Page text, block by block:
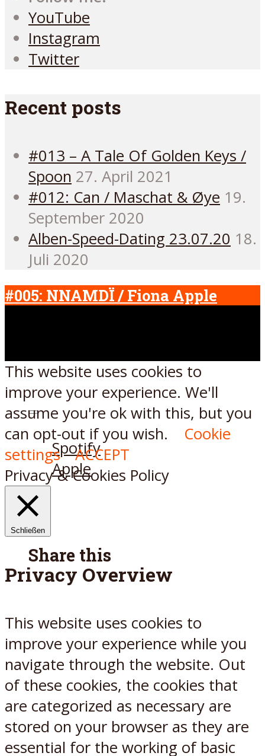
YouTube
Instagram
Twitter
Recent posts
#013 – A Tale Of Golden Keys /
Spoon 27. April 2021
#012: Can / Maschat & Øye 19.
September 2020
Alben-Speed-Dating 23.07.20 18.
Juli 2020
#005: NNAMDÏ / Fiona Apple
Listen on:
Spotify
Apple
Share this
This website uses cookies to
improve your experience. We'll
assume you're ok with this, but you
can opt-out if you wish.
Cookie
settings
ACCEPT
Privacy & Cookies Policy
Schließen
Privacy Overview
This website uses cookies to
improve your experience while you
navigate through the website. Out
of these cookies, the cookies that
are categorized as necessary are
stored on your browser as they are
essential for the working of basic